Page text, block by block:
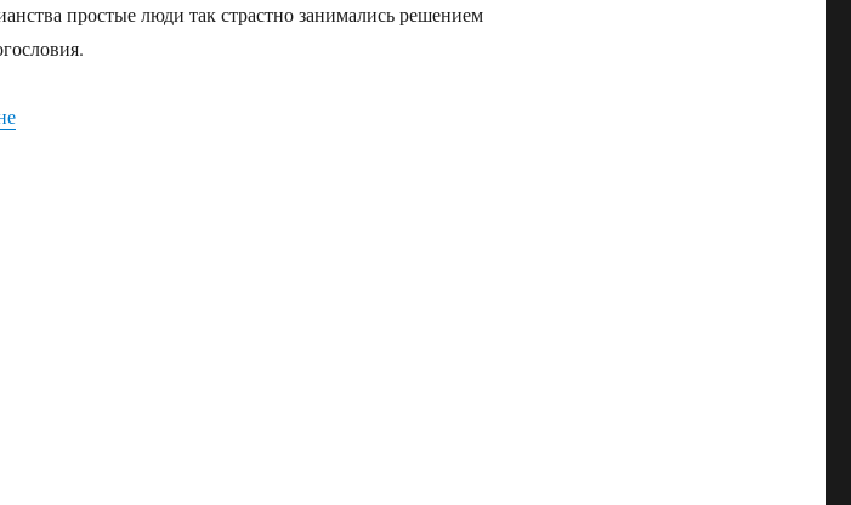
простые люди так страстно занимались решением